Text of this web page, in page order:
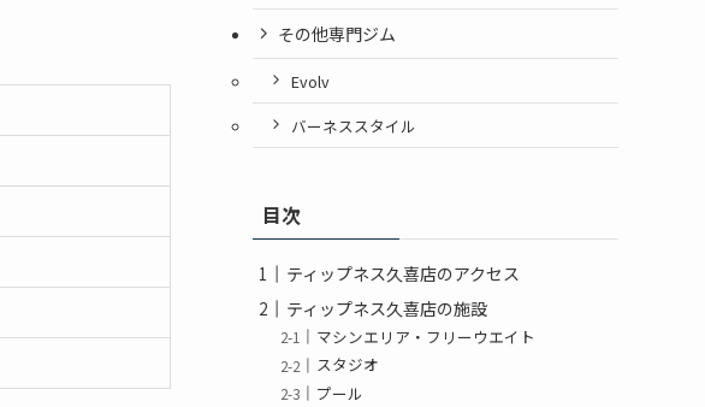
その他専門ジム
Evolv
バーネススタイル
目次
ティップネス久喜店のアクセス
ティップネス久喜店の施設
マシンエリア・フリーウエイト
スタジオ
プール